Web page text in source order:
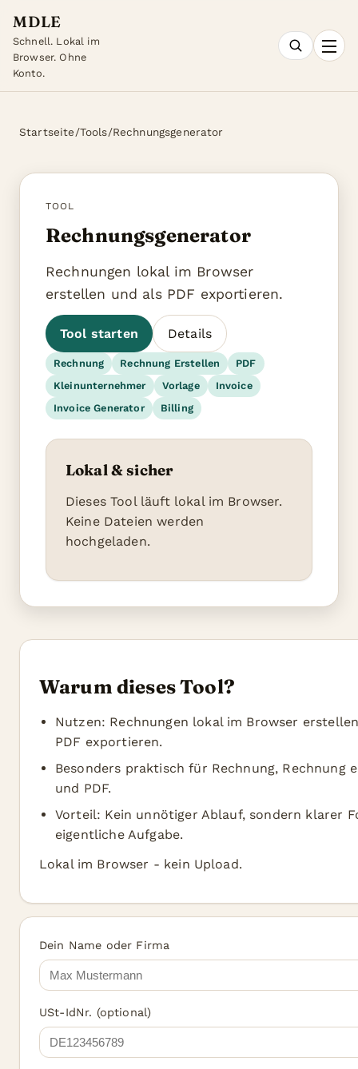
MDLE
Schnell. Lokal im
Browser. Ohne
Konto.
Startseite/Tools/Rechnungsgenerator
TOOL
Rechnungsgenerator
Rechnungen lokal im Browser
erstellen und als PDF exportieren.
Tool starten Details
Rechnung Rechnung Erstellen
PDF
Kleinunternehmer
Vorlage
Invoice
Invoice Generator
Billing
Lokal & sicher
Dieses Tool läuft lokal im Browser.
Keine Dateien werden
hochgeladen.
Warum dieses Tool?
Nutzen: Rechnungen lokal im Browser
PDF exportieren.
Besonders praktisch für Rechnung, Rechnung
und PDF.
Vorteil: Kein unnötiger Ablauf, sondern klarer
eigentliche Aufgabe.
Lokal im Browser - kein Upload.
Dein Name oder Firma
USt-IdNr. (optional)